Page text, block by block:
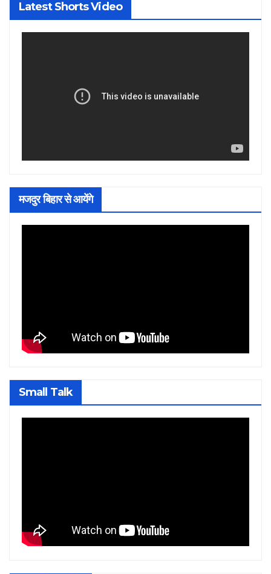
Latest Shorts Video
मजदुर बिहार से आयेंगे
Small Talk